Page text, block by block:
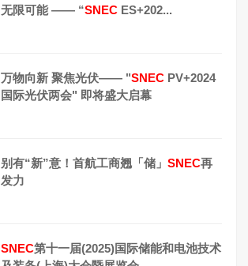
无限可能 —— “SNEC ES+202...
万物向新 聚焦光伏—— "SNEC PV+2024
国际光伏两会" 即将盛大启幕
别有“新”意！首航工商翘「储」 SNEC再
发力
SNEC第十一届(2025)国际储能和电池技术